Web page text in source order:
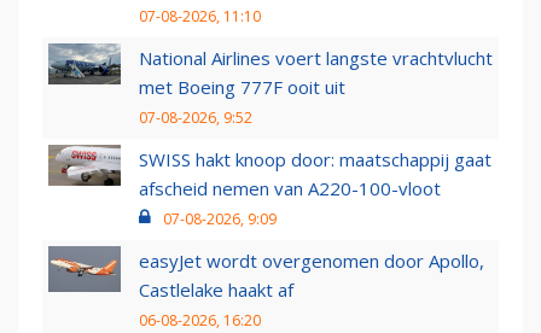
07-08-2026, 11:10
National Airlines voert langste vrachtvlucht
met Boeing 777F ooit uit
07-08-2026, 9:52
SWISS hakt knoop door: maatschappij gaat
afscheid nemen van A220-100-vloot
07-08-2026, 9:09
easyJet wordt overgenomen door Apollo,
Castlelake haakt af
06-08-2026, 16:20